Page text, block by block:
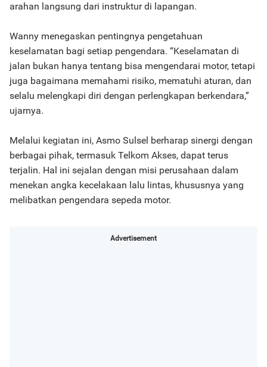
arahan langsung dari instruktur di lapangan.
Wanny menegaskan pentingnya pengetahuan
keselamatan bagi setiap pengendara. “Keselamatan di
jalan bukan hanya tentang bisa mengendarai motor, tetapi
juga bagaimana memahami risiko, mematuhi aturan, dan
selalu melengkapi diri dengan perlengkapan berkendara,”
ujarnya.
Melalui kegiatan ini, Asmo Sulsel berharap sinergi dengan
berbagai pihak, termasuk Telkom Akses, dapat terus
terjalin. Hal ini sejalan dengan misi perusahaan dalam
menekan angka kecelakaan lalu lintas, khususnya yang
melibatkan pengendara sepeda motor.
Advertisement